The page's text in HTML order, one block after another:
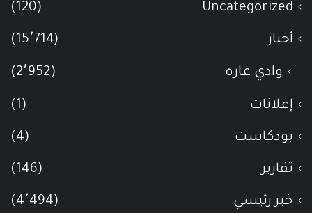
Uncategorized
(120)
أخبار (15٬714)
وادي عاره (2٬952)
إعلانات (1)
بودكاست (4)
تقارير (146)
خبر رئيسي (4٬494)